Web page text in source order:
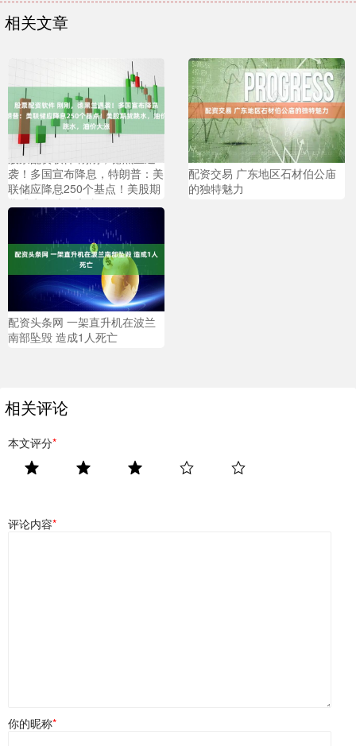
相关文章
股票配资软件 刚刚，德黑兰遇
袭！多国宣布降息，特朗普：美
联储应降息250个基点！美股期
货跳水，油价大涨
配资交易 广东地区石材伯公庙
的独特魅力
配资头条网 一架直升机在波兰
南部坠毁 造成1人死亡
相关评论
本文评分*
评论内容*
你的昵称*